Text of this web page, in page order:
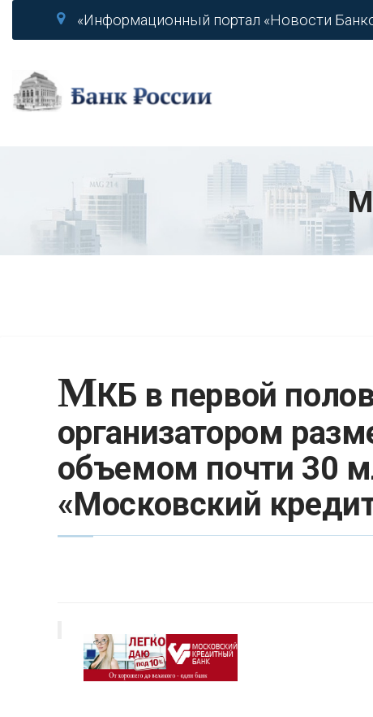
«Информационный портал «Новости
МКБ в первой
организатором
объемом почти 30
«Московский